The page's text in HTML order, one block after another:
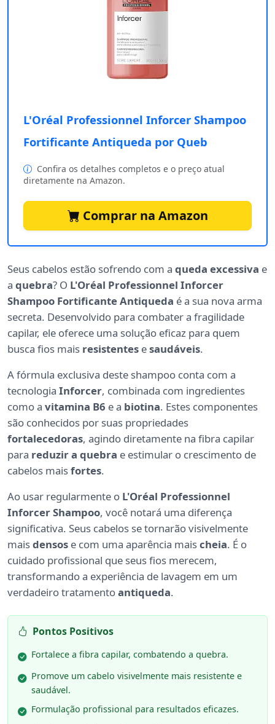
L'Oréal Professionnel Inforcer Shampoo
Fortificante Antiqueda por Queb
Confira os detalhes completos e o preço atual
diretamente na Amazon.
Comprar na Amazon
Seus cabelos estão sofrendo com a queda excessiva e
a quebra? O L'Oréal Professionnel Inforcer
Shampoo Fortificante Antiqueda é a sua nova arma
secreta. Desenvolvido para combater a fragilidade
capilar, ele oferece uma solução eficaz para quem
busca fios mais resistentes esaudáveis.
A fórmula exclusiva deste shampoo conta com a
tecnologia Inforcer, combinada com ingredientes
como a vitamina B6 e a biotina. Estes componentes
são conhecidos por suas propriedades
fortalecedoras, agindo diretamente na fibra capilar
para reduzir a quebra e estimular o crescimento de
cabelos maisfortes.
Ao usar regularmente o L'Oréal Professionnel
Inforcer Shampoo, você notará uma diferença
significativa. Seus cabelos se tornarão visivelmente
maisdensos e com uma aparência maischeia. É o
cuidado profissional que seus fios merecem,
transformando a experiência de lavagem em um
verdadeiro tratamentoantiqueda.
Pontos Positivos
Fortalece a fibra capilar, combatendo a quebra.
Promove um cabelo visivelmente mais resistente e
saudável.
Formulação profissional para resultados eficazes.